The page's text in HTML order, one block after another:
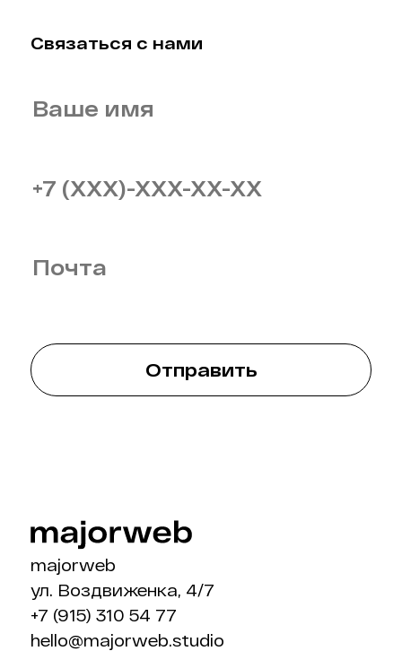
Связаться с нами
Отправить
majorweb
ул. Воздвиженка, 4/7
+7 (915) 310 54 77
hello@majorweb.studio